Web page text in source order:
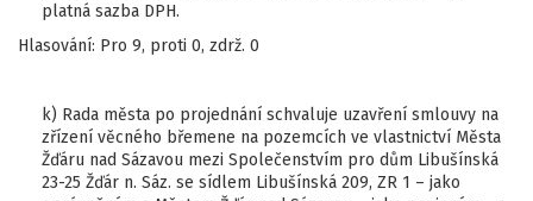
platná sazba DPH.
Hlasování: Pro 9, proti 0, zdrž. 0
k) Rada města po projednání schvaluje uzavření smlouvy na
zřízení věcného břemene na pozemcích ve vlastnictví Města
Žďáru nad Sázavou mezi Společenstvím pro dům Libušínská
23-25 Žďár n. Sáz. se sídlem Libušínská 209, ZR 1 – jako